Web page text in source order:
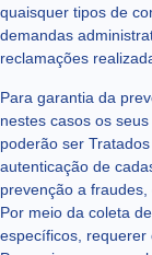
quaisquer tipos de
demandas
reclamações
Para garantia da
nestes casos os
poderão ser
autenticação de
prevenção a
Por meio da coleta
específicos, requerer